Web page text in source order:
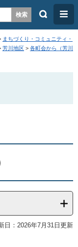
検
メ
ニ
ュ
ー
まちづくり・コミュニティ・
芳川地区 > 各町会から（芳川
日：2026年7月31日更新